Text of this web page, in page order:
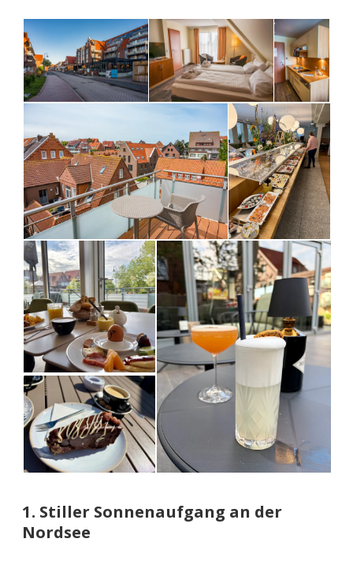
1. Stiller Sonnenaufgang an der
Nordsee